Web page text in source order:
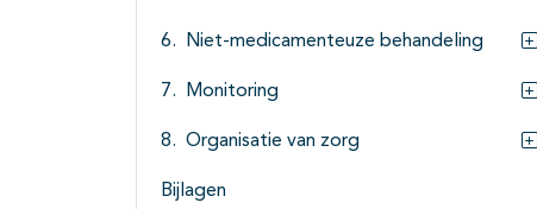
Niet-medicamenteuze behandeling
Monitoring
Organisatie van zorg
Bijlagen